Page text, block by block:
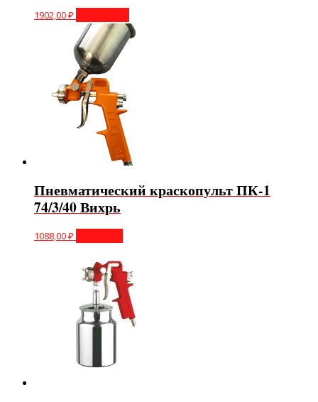
1902,00₽
Пневматический краскопульт ПК-1
74/3/40 Вихрь
1088,00₽